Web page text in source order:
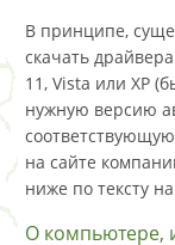
В принципе,
скачать
11, Vista или XP
нужную версию
на сайте
ниже по тексту
О компьютере,